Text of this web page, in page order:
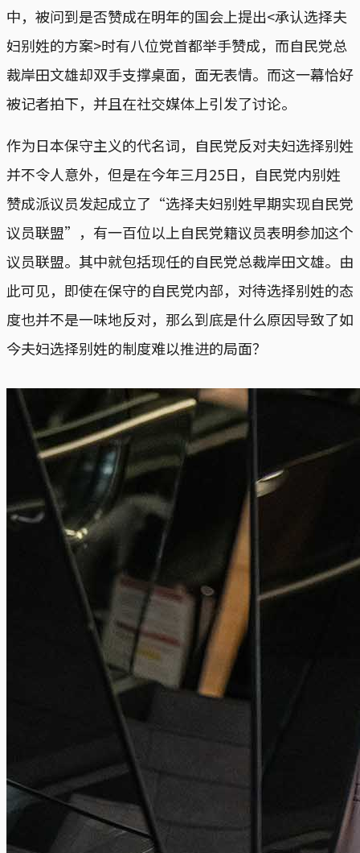
中，被问到是否赞成在明年的国会上提出<承认选择夫
妇别姓的方案>时有八位党首都举手赞成，而自民党总
裁岸田文雄却双手支撑桌面，面无表情。而这一幕恰好
被记者拍下，并且在社交媒体上引发了讨论。
作为日本保守主义的代名词，自民党反对夫妇选择别姓
并不令人意外，但是在今年三月25日，自民党内别姓
赞成派议员发起成立了“选择夫妇别姓早期实现自民党
议员联盟”，有一百位以上自民党籍议员表明参加这个
议员联盟。其中就包括现任的自民党总裁岸田文雄。由
此可见，即使在保守的自民党内部，对待选择别姓的态
度也并不是一味地反对，那么到底是什么原因导致了如
今夫妇选择别姓的制度难以推进的局面？